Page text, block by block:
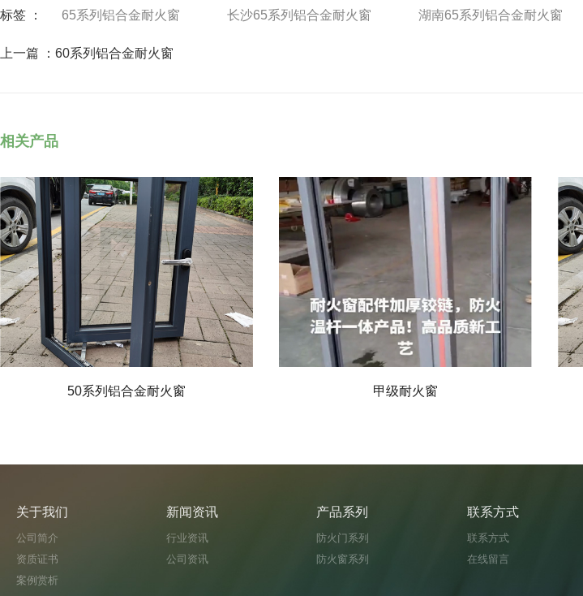
标签 ： 65系列铝合金耐火窗 长沙65系列铝合金耐火窗 湖南65系列铝合金耐火窗
上一篇 ： 60系列铝合金耐火窗
相关产品
50系列铝合金耐火窗 甲级耐火窗
关于我们
公司简介
资质证书
案例赏析
新闻资讯
行业资讯
公司资讯
产品系列
防火门系列
防火窗系列
联系方式
联系方式
在线留言